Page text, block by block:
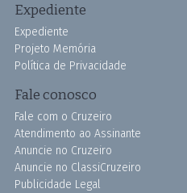
Expediente
Expediente
Projeto Memória
Política de Privacidade
Fale conosco
Fale com o Cruzeiro
Atendimento ao Assinante
Anuncie no Cruzeiro
Anuncie no ClassiCruzeiro
Publicidade Legal